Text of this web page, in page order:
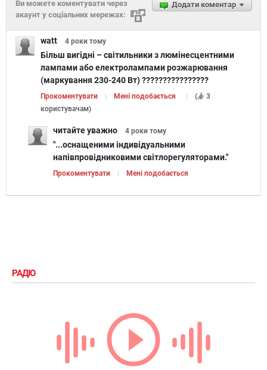
Додати коментар
Ви можете коментувати через
акаунт у соціальних мережах:
watt 4 роки тому
Більш вигідні – світильники з люмінесцентними
лампами або електролампами розжарювання
(маркування 230-240 Вт) ????????????????
Прокоментувати Мені подобається (
3
користувачам)
читайте уважно 4 роки тому
"...оснащеними індивідуальними
напівпровідниковими світлорегуляторами."
Прокоментувати Мені подобається
РАДІО